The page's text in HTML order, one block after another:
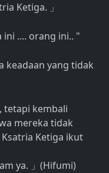
Ketiga.
」
ini .... orang ini.. "
keadaan yang tidak
tetapi kembali
mereka tidak
Ketiga ikut
ya. 」 (Hifumi)